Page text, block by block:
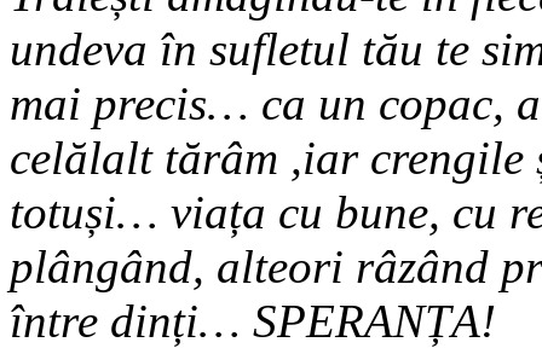
undeva în sufletul tău te
mai precis… ca un copac,
celălalt tărâm ,iar crengile
totuși… viața cu bune, cu
plângând, alteori râzând
între dinți… SPERANȚA!